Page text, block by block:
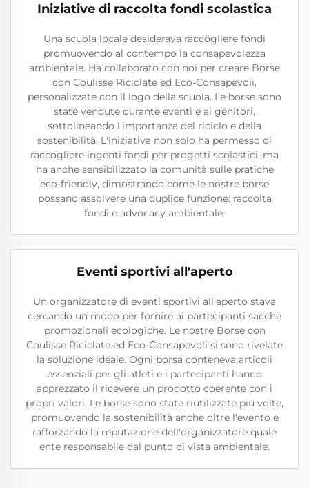
Iniziative di raccolta fondi scolastica
Una scuola locale desiderava raccogliere fondi
promuovendo al contempo la consapevolezza
ambientale. Ha collaborato con noi per creare Borse
con Coulisse Riciclate ed Eco-Consapevoli,
personalizzate con il logo della scuola. Le borse sono
state vendute durante eventi e ai genitori,
sottolineando l'importanza del riciclo e della
sostenibilità. L'iniziativa non solo ha permesso di
raccogliere ingenti fondi per progetti scolastici, ma
ha anche sensibilizzato la comunità sulle pratiche
eco-friendly, dimostrando come le nostre borse
possano assolvere una duplice funzione: raccolta
fondi e advocacy ambientale.
Eventi sportivi all'aperto
Un organizzatore di eventi sportivi all'aperto stava
cercando un modo per fornire ai partecipanti sacche
promozionali ecologiche. Le nostre Borse con
Coulisse Riciclate ed Eco-Consapevoli si sono rivelate
la soluzione ideale. Ogni borsa conteneva articoli
essenziali per gli atleti e i partecipanti hanno
apprezzato il ricevere un prodotto coerente con i
propri valori. Le borse sono state riutilizzate più volte,
promuovendo la sostenibilità anche oltre l'evento e
rafforzando la reputazione dell'organizzatore quale
ente responsabile dal punto di vista ambientale.